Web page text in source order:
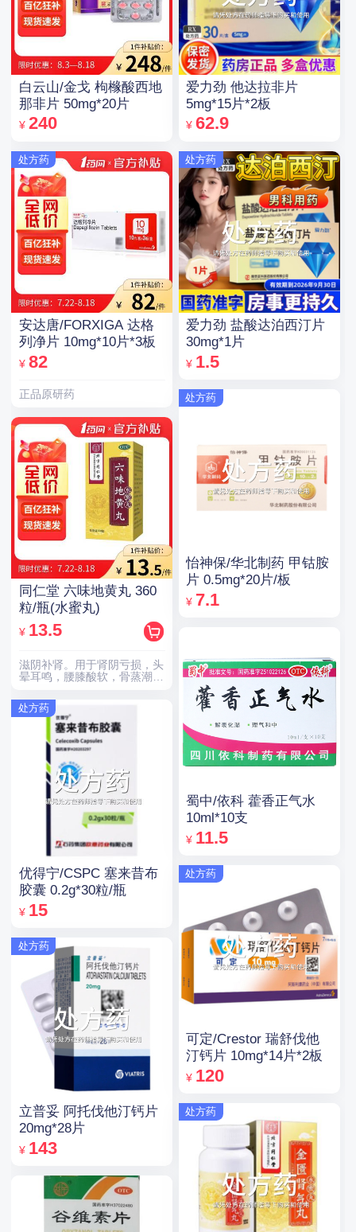
白云山/金戈 枸橼酸西地
那非片 50mg*20片
¥ 240
处方药
安达唐/FORXIGA 达格
列净片 10mg*10片*3板
¥ 82
正品原研药
同仁堂 六味地黄丸 360
粒/瓶(水蜜丸)
¥ 13.5
滋阴补肾。用于肾阴亏损，头
晕耳鸣，腰膝酸软，骨蒸潮
处方药
优得宁/CSPC 塞来昔布
胶囊 0.2g*30粒/瓶
¥ 15
处方药
立普妥 阿托伐他汀钙片
20mg*28片
¥ 143
爱力劲 他达拉非片
5mg*15片*2板
¥ 62.9
处方药
爱力劲 盐酸达泊西汀片
30mg*1片
¥ 1.5
处方药
怡神保/华北制药 甲钴胺
片 0.5mg*20片/板
¥ 7.1
蜀中/依科 藿香正气水
10ml*10支
¥ 11.5
处方药
可定/Crestor 瑞舒伐他
汀钙片 10mg*14片*2板
¥ 120
处方药